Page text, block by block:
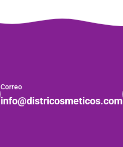
Correo
info@districosmeticos.com